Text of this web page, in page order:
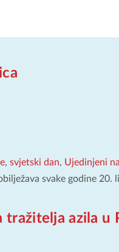
, svjetski dan, Ujedinjeni
svake godine
tražitelja azila u